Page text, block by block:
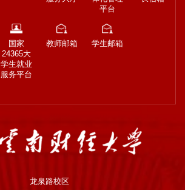
平台
国家
24365大
学生就业
服务平台
教师邮箱 学生邮箱
龙泉路校区